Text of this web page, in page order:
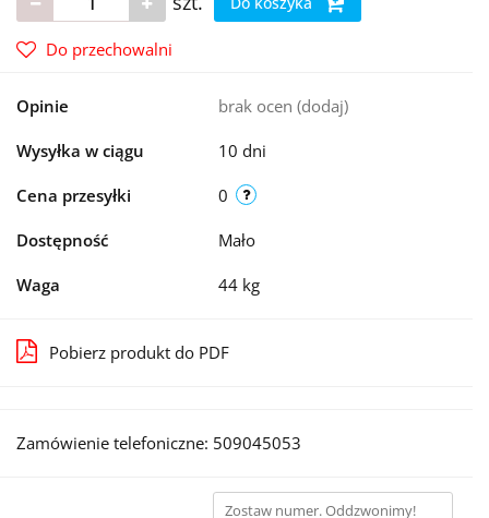
Do przechowalni
Opinie brak ocen (dodaj)
Wysyłka w ciągu 10 dni
Cena przesyłki 0
Dostępność Mało
Waga 44 kg
Pobierz produkt do PDF
Zamówienie telefoniczne: 509045053